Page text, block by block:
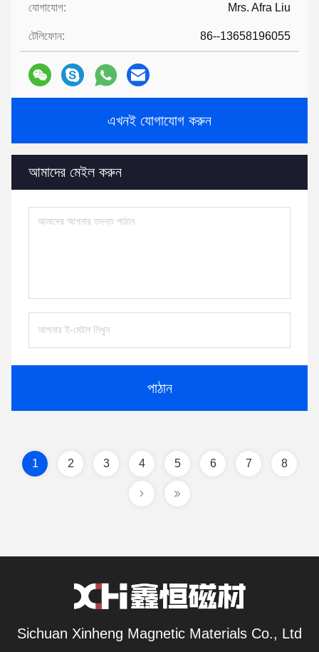
যোগাযোগ: Mrs. Afra Liu
টেলিফোন: 86--13658196055
এখনই যোগাযোগ করুন
আমাদের মেইল ​​করুন
পাঠান
1 2 3 4 5 6 7 8
Sichuan Xinheng Magnetic Materials Co., Ltd